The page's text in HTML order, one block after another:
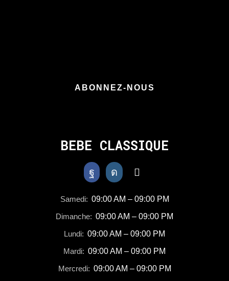
ABONNEZ-NOUS
BEBE CLASSIQUE
Samedi: 09:00 AM – 09:00 PM
Dimanche: 09:00 AM – 09:00 PM
Lundi: 09:00 AM – 09:00 PM
Mardi: 09:00 AM – 09:00 PM
Mercredi: 09:00 AM – 09:00 PM